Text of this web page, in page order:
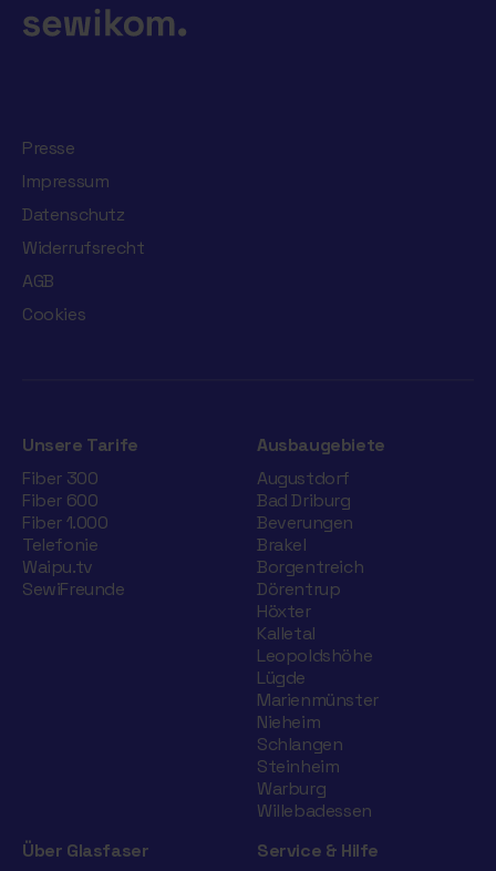
Presse
Impressum
Datenschutz
Widerrufsrecht
AGB
Cookies
Unsere Tarife
Fiber 300
Fiber 600
Fiber 1.000
Telefonie
Waipu.tv
SewiFreunde
Ausbaugebiete
Augustdorf
Bad Driburg
Beverungen
Brakel
Borgentreich
Dörentrup
Höxter
Kalletal
Leopoldshöhe
Lügde
Marienmünster
Nieheim
Schlangen
Steinheim
Warburg
Willebadessen
Über Glasfaser
Service & Hilfe